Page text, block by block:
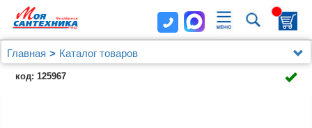
Главная
Каталог товаров
Душевые уголки, ограждения, поддоны
Душевые уголки (ограждения), шторки, двери и поддоны
код: 125967